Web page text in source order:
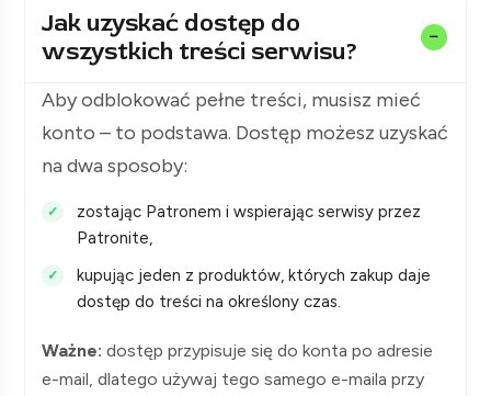
Jak uzyskać dostęp do
wszystkich treści serwisu?
Aby odblokować pełne treści, musisz mieć
konto – to podstawa. Dostęp możesz uzyskać
na dwa sposoby:
zostając Patronem i wspierając serwisy przez
Patronite,
kupując jeden z produktów, których zakup daje
dostęp do treści na określony czas.
Ważne: dostęp przypisuje się do konta po adresie
e-mail, dlatego używaj tego samego e-maila przy